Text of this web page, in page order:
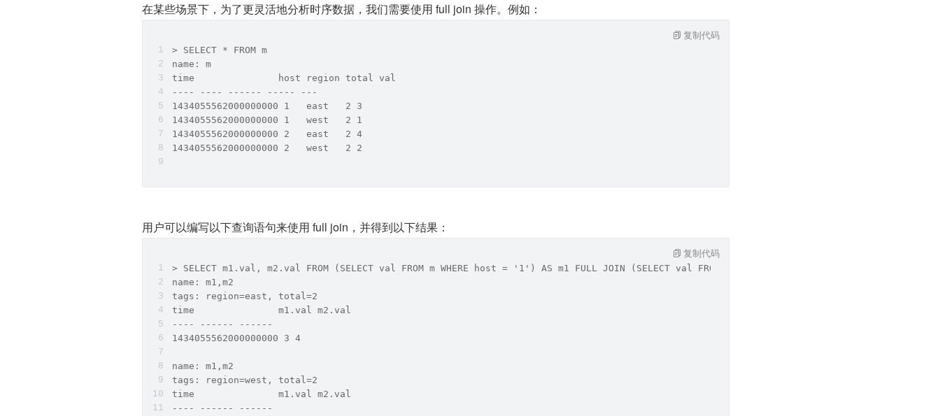
在某些场景下，为了更灵活地分析时序数据，我们需要使用 full join 操作。例如：
> SELECT * FROM m
name: m
time               host region total val
---- ---- ------ ----- ---
1434055562000000000 1   east   2 3
1434055562000000000 1   west   2 1
1434055562000000000 2   east   2 4
1434055562000000000 2   west   2 2
复制代码
用户可以编写以下查询语句来使用 full join，并得到以下结果：
> SELECT m1.val, m2.val FROM (SELECT val FROM m WHERE host = '1') AS m1 FULL JOIN (SELECT val FROM m WHERE host = '2') AS m2 ON
name: m1,m2
tags: region=east, total=2
time               m1.val m2.val
---- ------ ------
1434055562000000000 3 4
name: m1,m2
tags: region=west, total=2
time               m1.val m2.val
---- ------ ------
复制代码